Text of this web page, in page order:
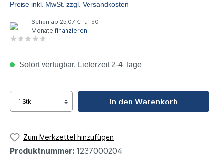
Preise inkl. MwSt. zzgl. Versandkosten
Schon ab 25,07 € für 60
Monate finanzieren.
Sofort verfügbar, Lieferzeit 2-4 Tage
In den Warenkorb
Zum Merkzettel hinzufügen
Produktnummer: 1237000204